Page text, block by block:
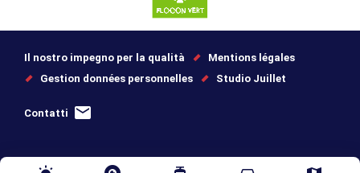
Il nostro impegno per la qualità
Mentions légales
Gestion données personnelles
Studio Juillet
Contatti